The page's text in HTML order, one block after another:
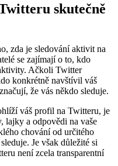
skutečně
zda je sledování aktivit na
se zajímají o to, kdo
Ačkoli Twitter
konkrétně navštívil váš
že vás někdo sleduje.
váš profil na Twitteru, je
lajky a odpovědi na vaše
chování od určitého
Je však důležité si
není zcela transparentní